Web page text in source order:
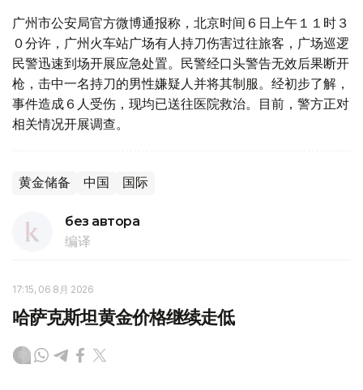
广州市公安局官方微博通报称，北京时间６日上午１１时３
０分许，广州火车站广场有人持刀伤害过往旅客，广场巡逻
民警迅速到场开展应急处置。民警经口头警告无效后果断开
枪，击中一名持刀的男性嫌疑人并将其制服。经初步了解，
事件造成６人受伤，现均已送往医院救治。目前，警方正对
相关情况开展调查。
黄金储备 中国 国际
без автора
编译
17:15, 06 8月 2026
哈萨克斯坦黄金价格继续走低